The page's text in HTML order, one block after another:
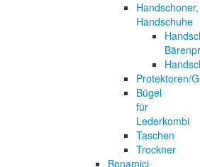
Handschoner,
Handschuhe
Protektoren/
Bügel
für
Lederkombi
Taschen
Trockner
Bonamici